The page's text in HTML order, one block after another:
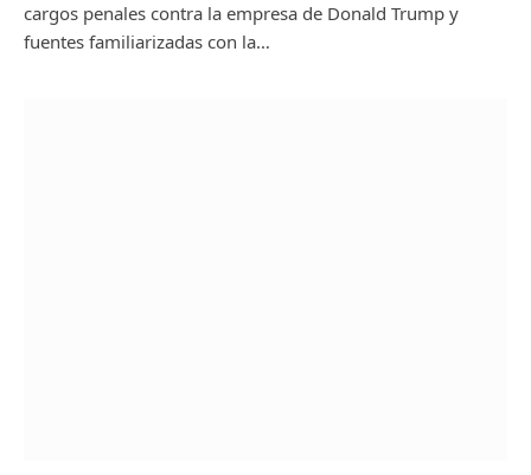
cargos penales contra la empresa de Donald Trump y
fuentes familiarizadas con la…